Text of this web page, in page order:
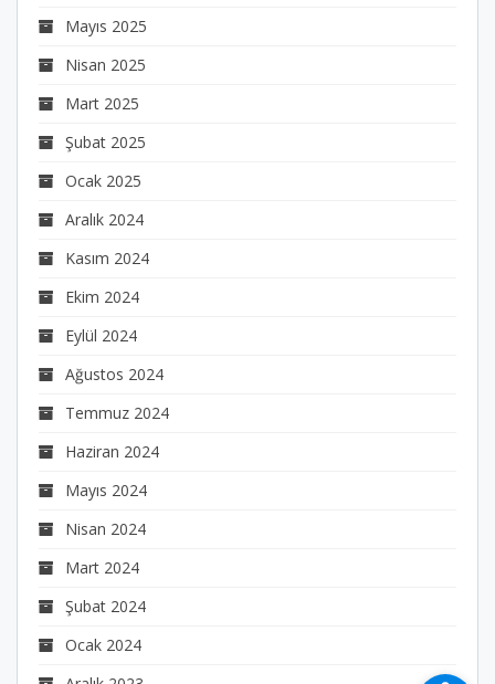
Mayıs 2025
Nisan 2025
Mart 2025
Şubat 2025
Ocak 2025
Aralık 2024
Kasım 2024
Ekim 2024
Eylül 2024
Ağustos 2024
Temmuz 2024
Haziran 2024
Mayıs 2024
Nisan 2024
Mart 2024
Şubat 2024
Ocak 2024